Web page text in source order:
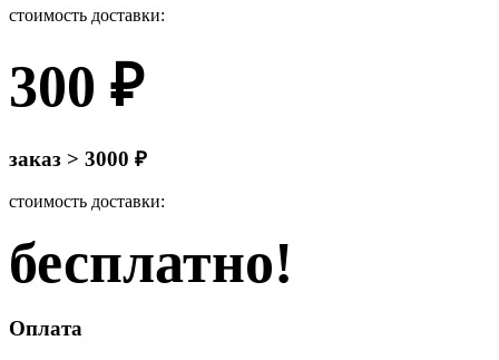
стоимость доставки:
300 ₽
заказ > 3000 ₽
стоимость доставки:
бесплатно!
Оплата